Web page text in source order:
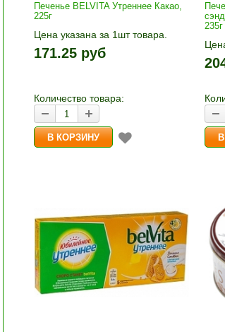
Печенье BELVITA Утреннее Какао,
225г
Цена указана за 1шт товара.
1шт прибавляется кнопками «+»
и «-». Выберите нужное
171.25 руб
Количество товара:
235г
1шт
и «-